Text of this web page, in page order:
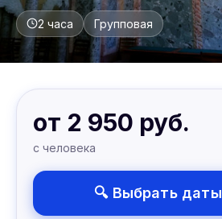
2 часа Групповая
от 2 950 руб.
с человека
🔍 Выбрать даты